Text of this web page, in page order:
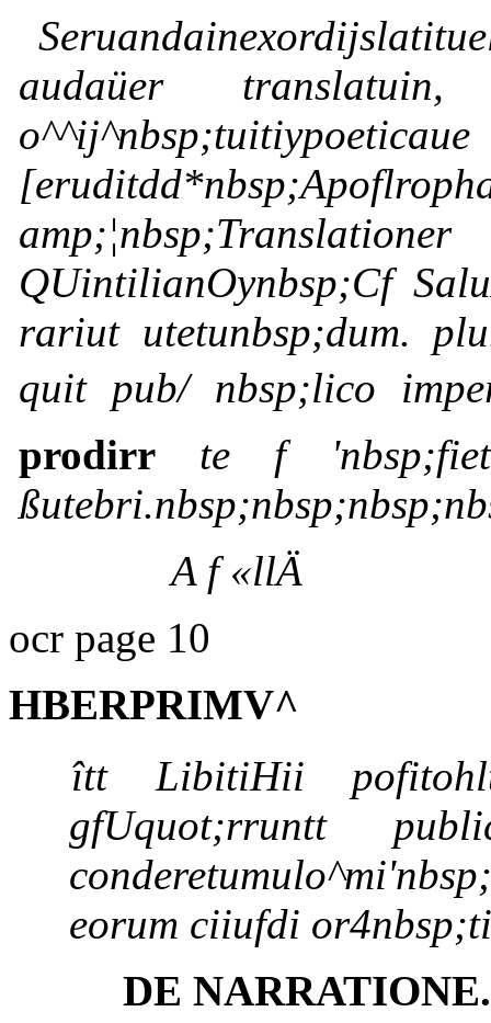
audaüer
QUintilianOynbsp;Cf
rariut utetunbsp;dum.
quit pub/ nbsp;lico
prodirr te f
A f «llÄ
ocr page 10
HBERPRIMV^
îtt LibitiHii
gfUquot;rruntt
eorum ciiufdi
DE NARRATIONE.